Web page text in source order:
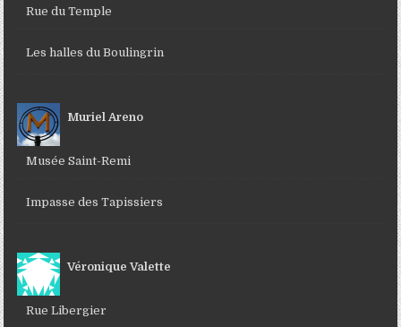
Rue du Temple
Les halles du Boulingrin
Muriel Areno
Musée Saint-Remi
Impasse des Tapissiers
Véronique Valette
Rue Libergier